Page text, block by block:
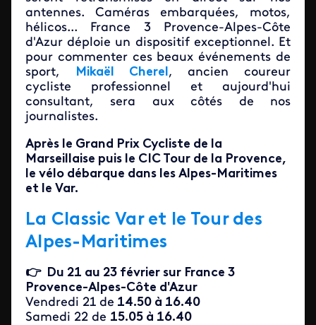
antennes. Caméras embarquées, motos,
hélicos... France 3 Provence-Alpes-Côte
d'Azur déploie un dispositif exceptionnel. Et
pour commenter ces beaux événements de
sport,
Mikaël Cherel, ancien coureur
cycliste professionnel et aujourd'hui
consultant, sera aux côtés de nos
journalistes.
Après le Grand Prix Cycliste de la
Marseillaise puis le CIC Tour de la Provence,
le vélo débarque dans les Alpes-Maritimes
et le Var.
La Classic Var et le Tour des
Alpes-Maritimes
👉 Du 21 au 23 février sur France 3
Provence-Alpes-Côte d'Azur
Vendredi 21 de 14.50 à 16.40
Samedi 22 de 15.05 à 16.40